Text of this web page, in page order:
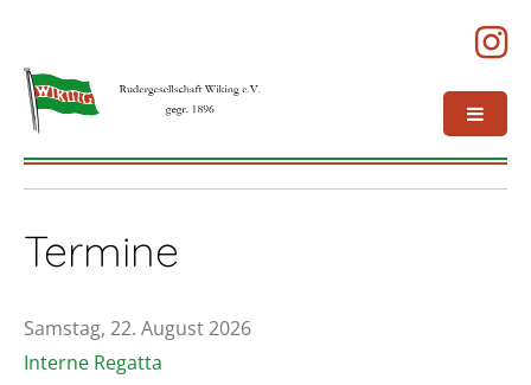
Termine
Samstag, 22. August 2026
Interne Regatta